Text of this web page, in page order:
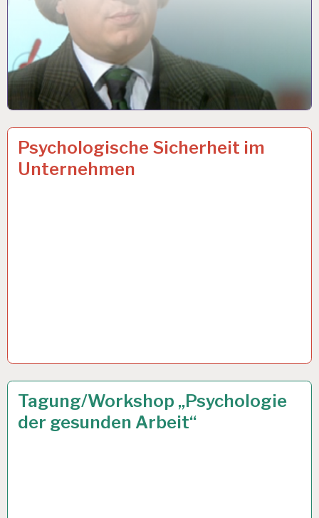
ARBEITSBEDINGUNGEN…
Psychologische Sicherheit im
Unternehmen
23 MÄRZ 2017
ARBEITSANALYSE…
Tagung/Workshop „Psychologie
der gesunden Arbeit“
6 JUNI 2014